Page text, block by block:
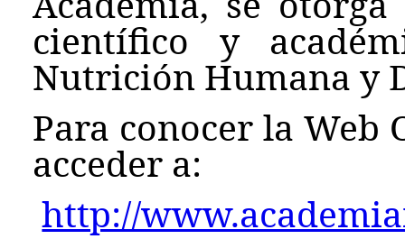
científico y
Nutrición Humana y
Para conocer la Web
acceder a:
http://